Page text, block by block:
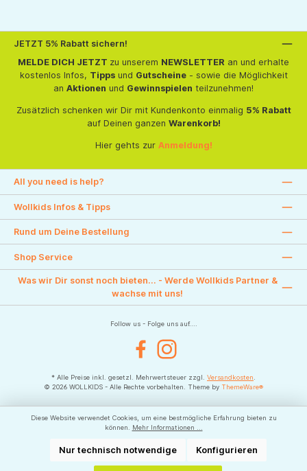
JETZT 5% Rabatt sichern!
MELDE DICH JETZT zu unserem NEWSLETTER an und erhalte
kostenlos Infos, Tippsund Gutscheine- sowie die Möglichkeit
an Aktionen und Gewinnspielen teilzunehmen!
Zusätzlich schenken wir Dir mit Kundenkonto einmalig 5% Rabatt
auf Deinen ganzen Warenkorb!
Hier gehts zur Anmeldung!
All you need is help?
Wollkids Infos & Tipps
Rund um Deine Bestellung
Shop Service
Was wir Dir sonst noch bieten... - Werde Wollkids Partner &
wachse mit uns!
Follow us - Folge uns auf....
FacebookInstagram
* Alle Preise inkl. gesetzl. Mehrwertsteuer zzgl. Versandkosten
© 2026 WOLLKIDS - Alle Rechte vorbehalten. Theme by ThemeWare®
Diese Website verwendet Cookies, um eine bestmögliche Erfahrung bieten zu
können.
Mehr Informationen ...
Nur technisch notwendige Konfigurieren